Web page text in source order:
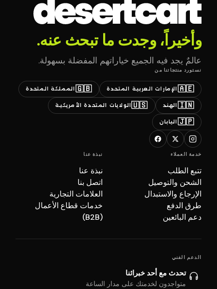
وأخيراً، وجدت ما تبحث عنه.
عالمٌ يجد فيه الجميع خياراتهم المفضلة بسهولة.
نستورد منتجاتنا من
🇦🇪 الإمارات العربية المتحدة 🇬🇧 المملكة المتحدة
🇮🇳 الهند 🇺🇸الولايات المتحدة الأمريكية
🇯🇵 اليابان
خدمة العملاء
تتبع الطلب
الشحن والتوصيل
الإرجاع والاستبدال
طرق الدفع
دعم البائعين
نبذة عنا
نبذة عنا
اتصل بنا
العلامات التجارية
خدمات قطاع الأعمال
(B2B)
الدعم الفني
تحدث مع أحد خبرائنا
متواجدون لخدمتك على مدار الساعة